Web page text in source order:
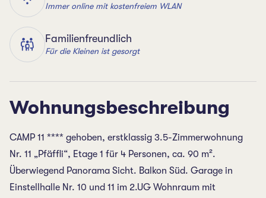
Immer online mit kostenfreiem WLAN
Familienfreundlich
Für die Kleinen ist gesorgt
Wohnungsbeschreibung
CAMP 11 **** gehoben, erstklassig 3.5-Zimmerwohnung
Nr. 11 „Pfäffli“, Etage 1 für 4 Personen, ca. 90 m².
Überwiegend Panorama Sicht. Balkon Süd. Garage in
Einstellhalle Nr. 10 und 11 im 2.UG Wohnraum mit